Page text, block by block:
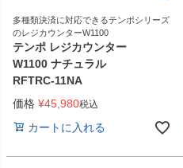
多種類決済に対応できるテンポシリーズ
のレジカウンターW1100
テンポ レジカウンター
W1100 ナチュラル
RFTRC-11NA
価格 ¥45,980税込
カートに入れる